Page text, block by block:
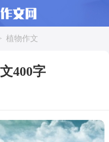
植物作文
400字